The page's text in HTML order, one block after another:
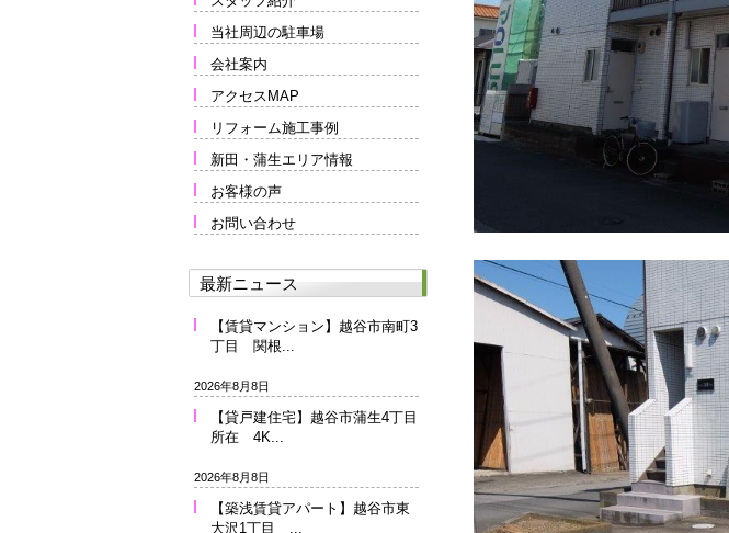
当社周辺の駐車場
会社案内
アクセスMAP
リフォーム施工事例
新田・蒲生エリア情報
お客様の声
お問い合わせ
最新ニュース
【賃貸マンション】越谷市南町3
丁目 関根...
2026年8月8日
【貸戸建住宅】越谷市蒲生4丁目
所在 4K...
2026年8月8日
【築浅賃貸アパート】越谷市東
大沢1丁目 ...